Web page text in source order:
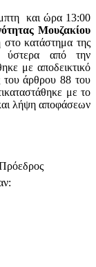
και ώρα 13:00
Μουζακίου
στο κατάστημα της
ύστερα από την
με αποδεικτικό
του άρθρου 88 του
με το
λήψη αποφάσεων